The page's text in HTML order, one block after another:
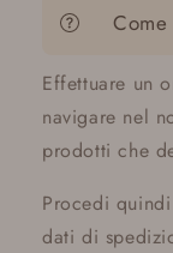
Effettuare un
navigare nel
prodotti che
Procedi
dati di